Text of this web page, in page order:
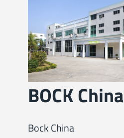
BOCK China
Bock China